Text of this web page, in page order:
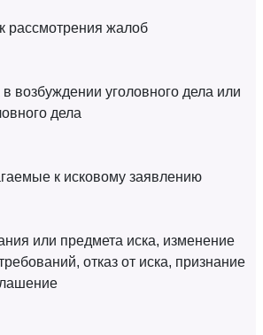
рассмотрения жалоб
возбуждении уголовного дела или
дела
к исковому заявлению
или предмета иска, изменение
отказ от иска, признание